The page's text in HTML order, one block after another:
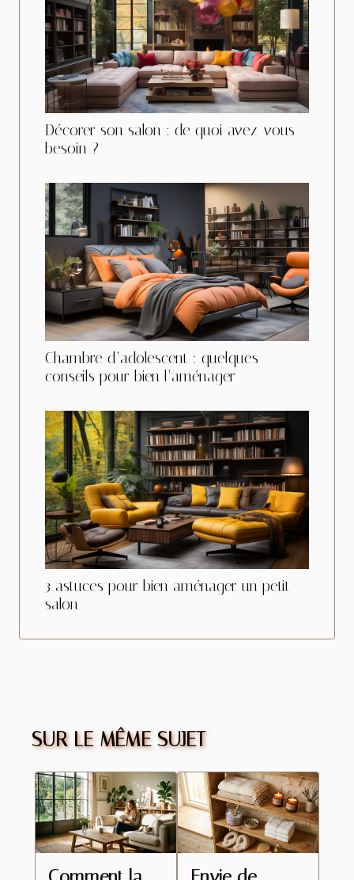
Décorer son salon : de quoi avez-vous
besoin ?
Chambre d’adolescent : quelques
conseils pour bien l’aménager
3 astuces pour bien aménager un petit
salon
SUR LE MÊME SUJET